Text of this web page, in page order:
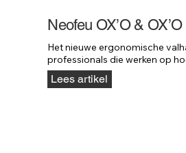
Neofeu OX’O &
Het nieuwe ergonomische
professionals die werken op
Lees artikel